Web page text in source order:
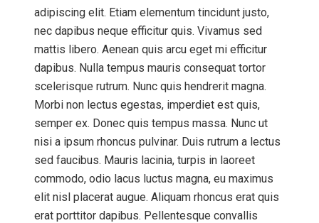
adipiscing elit. Etiam elementum tincidunt justo,
nec dapibus neque efficitur quis. Vivamus sed
mattis libero. Aenean quis arcu eget mi efficitur
dapibus. Nulla tempus mauris consequat tortor
scelerisque rutrum. Nunc quis hendrerit magna.
Morbi non lectus egestas, imperdiet est quis,
semper ex. Donec quis tempus massa. Nunc ut
nisi a ipsum rhoncus pulvinar. Duis rutrum a lectus
sed faucibus. Mauris lacinia, turpis in laoreet
commodo, odio lacus luctus magna, eu maximus
elit nisl placerat augue. Aliquam rhoncus erat quis
erat porttitor dapibus. Pellentesque convallis